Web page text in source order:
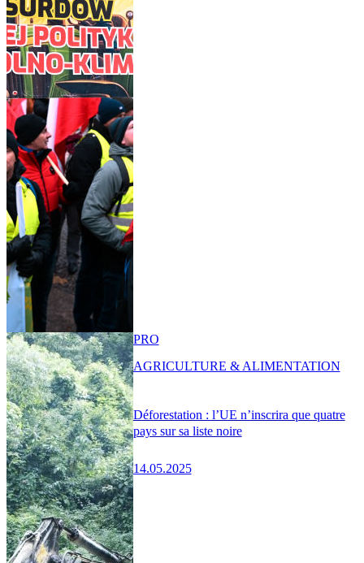
Déforestation : l’UE n’inscrira que quatre
pays sur sa liste noire
14.05.2025
PRO
AGRICULTURE & ALIMENTATION